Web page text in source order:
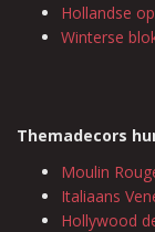
Hollandse
Winterse
Themadecors
Moulin
Italiaans
Hollywood